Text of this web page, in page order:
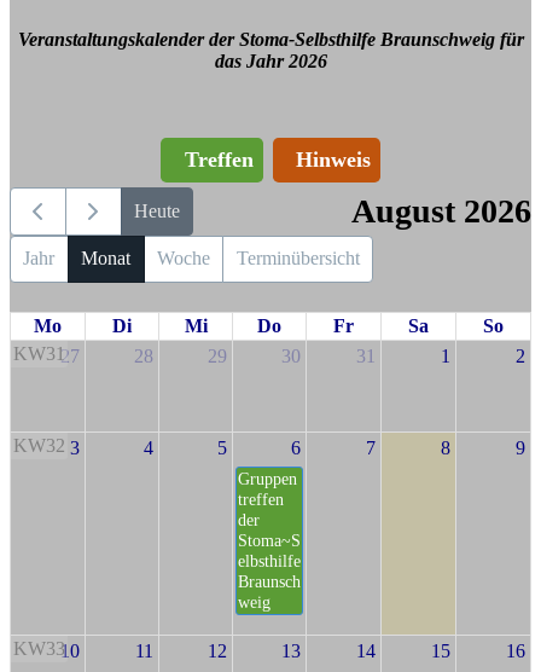
Veranstaltungskalender der Stoma-Selbsthilfe Braunschweig für
das Jahr 2026
Treffen Hinweis
Heute August 2026
Jahr Monat Woche Terminübersicht
Mo Di Mi Do Fr Sa
So
KW3127 28 29 30 31 1 2
KW32 3 4 5 6
Gruppen
treffen
der
Stoma~S
elbsthilfe
Braunsch
weig
7 8 9
KW3310 11 12 13 14 15 16